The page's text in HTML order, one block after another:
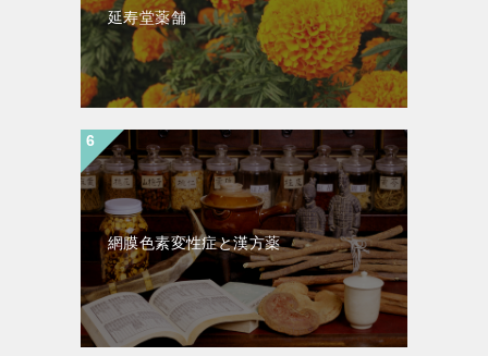
延寿堂薬舗
網膜色素変性症と漢方薬